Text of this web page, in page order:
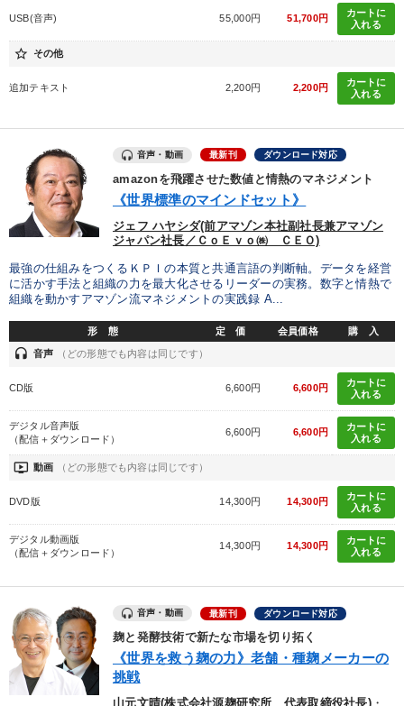
タグ・キーワード
企業再建 会長 異発想 企業文化 営業力強化
推薦 株式市場 成功哲学 金融
モチベーション 相続・事業承継 健康・ウェルビーイング
※「更新」を押すと「タグ・キーワード」を更新いただけます。
USB(音声) 55,000円 51,700円
カートに
入れる
star_border その他
追加テキスト 2,200円 2,200円
カートに
入れる
音声・動画 最新刊 ダウンロード対応
amazonを飛躍させた数値と情熱のマネジメント
《世界標準のマインドセット》
ジェフ ハヤシダ(前アマゾン本社副社長兼アマゾン
ジャパン社長／ＣｏＥｖｏ㈱ ＣＥＯ)
最強の仕組みをつくるＫＰＩの本質と共通言語の判断軸。データを経営
に活かす手法と組織の力を最大化させるリーダーの実務。数字と情熱で
組織を動かすアマゾン流マネジメントの実践録 A...
形 態 定 価 会員価格 購 入
headset 音声 （どの形態でも内容は同じです）
CD版 6,600円 6,600円
カートに
入れる
デジタル音声版
（配信＋ダウンロード）
6,600円 6,600円
カートに
入れる
ondemand_video 動画 （どの形態でも内容は同じです）
DVD版 14,300円 14,300円
カートに
入れる
デジタル動画版
（配信＋ダウンロード）
14,300円 14,300円
カートに
入れる
音声・動画 最新刊 ダウンロード対応
麹と発酵技術で新たな市場を切り拓く
《世界を救う麹の力》老舗・種麹メーカーの
挑戦